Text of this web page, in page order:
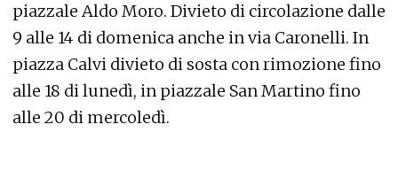
piazzale Aldo Moro. Divieto di circolazione dalle
9 alle 14 di domenica anche in via Caronelli. In
piazza Calvi divieto di sosta con rimozione fino
alle 18 di lunedì, in piazzale San Martino fino
alle 20 di mercoledì.